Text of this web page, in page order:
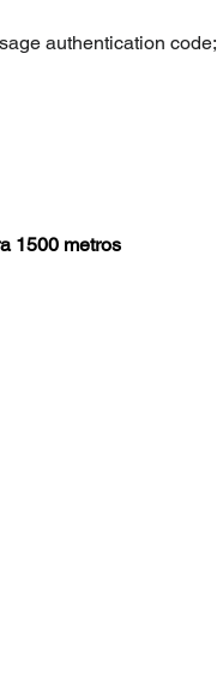
authentication code;
1500 metros